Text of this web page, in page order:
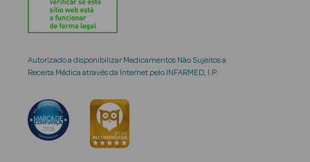
Autorizado a disponibilizar Medicamentos Não Sujeitos a
Receita Médica através da Internet pelo INFARMED, I.P.